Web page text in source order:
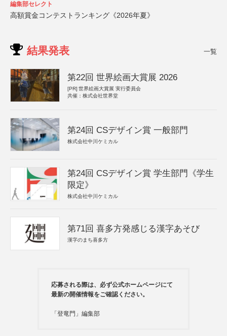
編集部セレクト
高額賞金コンテストランキング《2026年夏》
結果発表 一覧
第22回 世界絵画大賞展 2026
[PR] 世界絵画大賞展 実行委員会
共催：株式会社世界堂
第24回 CSデザイン賞 一般部門
株式会社中川ケミカル
第24回 CSデザイン賞 学生部門《学生
限定》
株式会社中川ケミカル
第71回 喜多方発感じる漢字あそび
漢字のまち喜多方
応募される際は、必ず公式ホームページにて
最新の開催情報をご確認ください。
「登竜門」編集部